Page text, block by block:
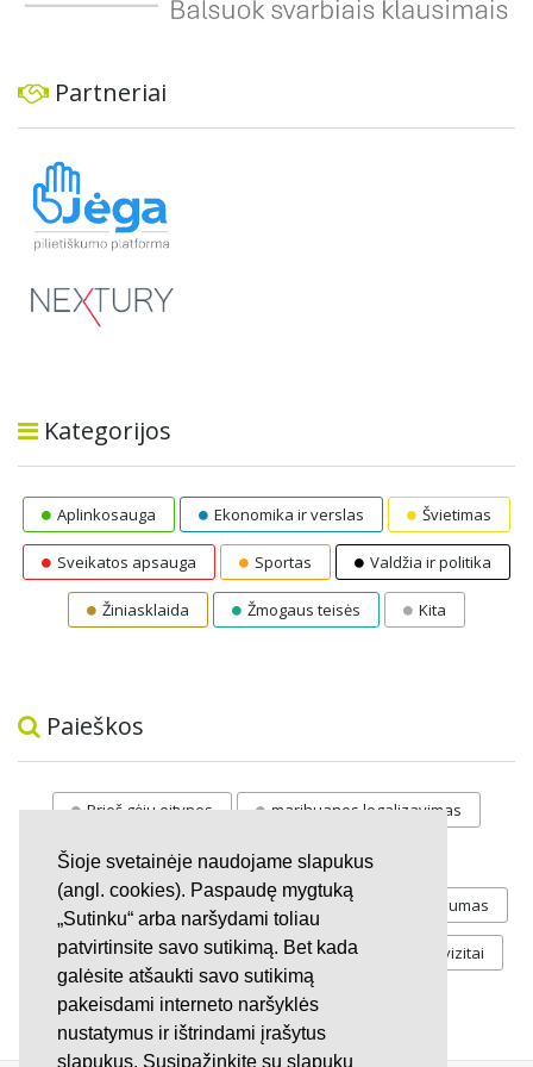
Šioje svetainėje naudojame slapukus
(angl. cookies). Paspaudę mygtuką
„Sutinku“ arba naršydami toliau
patvirtinsite savo sutikimą. Bet kada
galėsite atšaukti savo sutikimą
pakeisdami interneto naršyklės
nustatymus ir ištrindami įrašytus
slapukus. Susipažinkite su slapukų
Partneriai
Kategorijos
Aplinkosauga Ekonomika ir verslas Švietimas
Sveikatos apsauga Sportas Valdžia ir politika
Žiniasklaida Žmogaus teisės Kita
Paieškos
Prieš gėju eitynes marihuanos legalizavimas
STOP vaiku atemimas
Pilnos moksleivių vasaros atostogos referendumas
Keliu jaunystės Valandos Rekvizitai
Investicijos